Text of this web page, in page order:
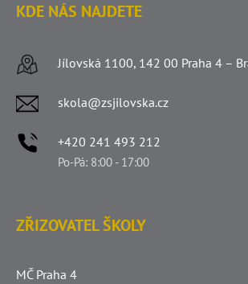
KDE NÁS NAJDETE
Jílovská 1100, 142 00 Praha 4 –
skola@zsjilovska.cz
+420 241 493 212
Po-Pá: 8:00 - 17:00
ZŘIZOVATEL ŠKOLY
MČ Praha 4